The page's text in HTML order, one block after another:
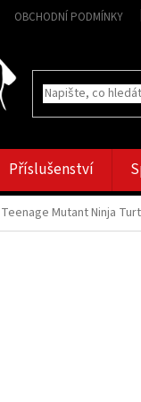
OBCHODNÍ PODMÍNKY
Příslušenství
Mutant Ninja